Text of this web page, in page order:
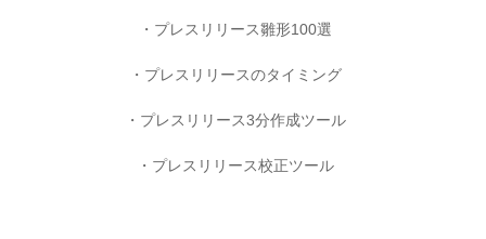
プレスリリース雛形100選
プレスリリースのタイミング
プレスリリース3分作成ツール
プレスリリース校正ツール